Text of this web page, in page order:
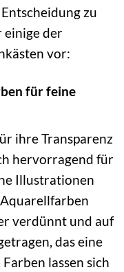
zu
der
vor:
für feine
ihre Transparenz
hervorragend für
Illustrationen
verdünnt und auf
das eine
lassen sich